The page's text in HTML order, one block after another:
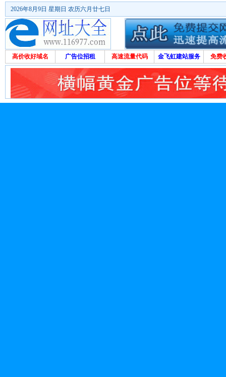
2026年8月9日 星期日 农历六月廿七日
高价收好域名 广告位招租 高速流量代码 金飞虹建站服务 免费